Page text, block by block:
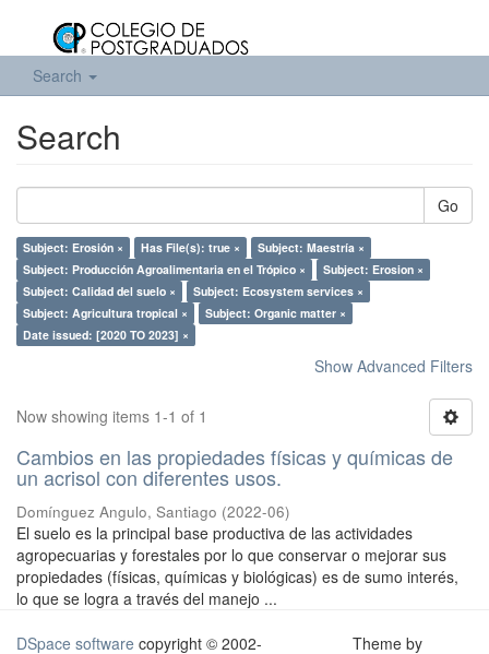
Search
Search
Go
Subject: Erosión × Has File(s): true ×
Subject: Maestría ×
Subject: Producción Agroalimentaria en el Trópico ×
Subject: Erosion ×
Subject: Calidad del suelo ×
Subject: Ecosystem services ×
Subject: Agricultura tropical ×
Subject: Organic matter ×
Date issued: [2020 TO 2023] ×
Show Advanced Filters
Now showing items 1-1 of 1
Cambios en las propiedades físicas y químicas de
un acrisol con diferentes usos.
Domínguez Angulo, Santiago (2022-06)
El suelo es la principal base productiva de las actividades
agropecuarias y forestales por lo que conservar o mejorar sus
propiedades (físicas, químicas y biológicas) es de sumo interés,
lo que se logra a través del manejo ...
DSpace software copyright © 2002-
Theme by